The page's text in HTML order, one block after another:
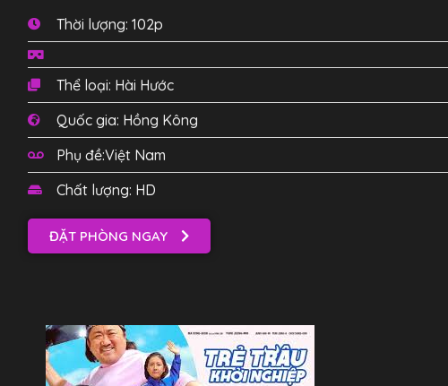
Thời lượng: 102p
Thể loại: Hài Hước
Quốc gia: Hồng Kông
Phụ đề:Việt Nam
Chất lượng: HD
ĐẶT PHÒNG NGAY